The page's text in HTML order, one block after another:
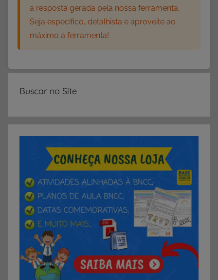
a resposta gerada pela nossa ferramenta.
Seja específico, detalhista e aproveite ao
máximo a ferramenta!
Buscar no Site